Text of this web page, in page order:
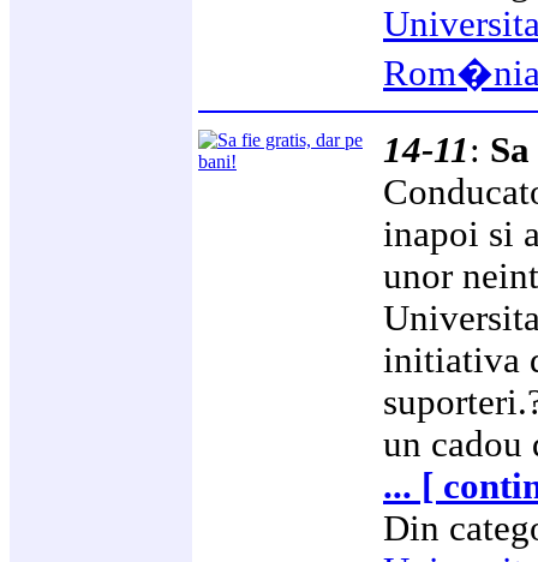
14-11:
inapoi si
unor
initiativa
un cadou
... [
Din